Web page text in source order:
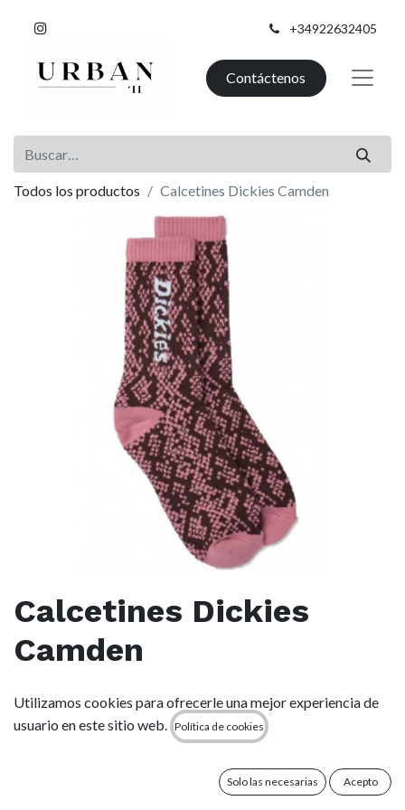
+34922632405
Contáctenos
Todos los productos Calcetines Dickies Camden
Calcetines Dickies
Camden
Pásate al lado salvaje con nuestros calcetines unisex Camden.
Con un atrevido estampado de piel de serpiente, estos
Daring Escape y harán destacar cualquier conjunto.
Utilizamos cookies para ofrecerle una mejor experiencia de
usuario en este sitio web.
Política de cookies
Solo las necesarias Acepto